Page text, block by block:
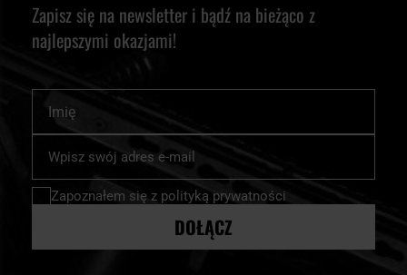
Zapisz się na newsletter i bądź na bieżąco z
najlepszymi okazjami!
nasz
newsletter:
Zapoznałem się z polityką prywatności
DOŁĄCZ